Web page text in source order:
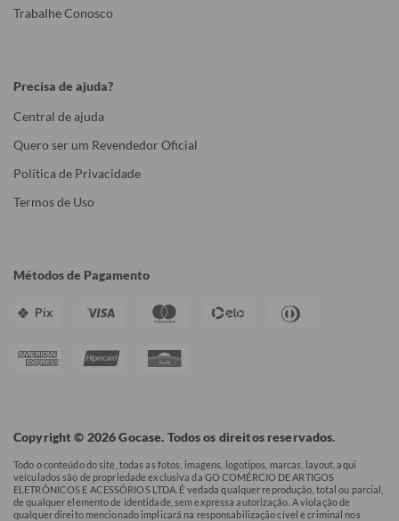
Trabalhe Conosco
Precisa de ajuda?
Central de ajuda
Quero ser um Revendedor Oficial
Política de Privacidade
Termos de Uso
Métodos de Pagamento
Pix
Copyright © 2026 Gocase. Todos os direitos reservados.
Todo o conteúdo do site, todas as fotos, imagens, logotipos, marcas, layout, aqui
veículados são de propriedade exclusiva da GO COMÉRCIO DE ARTIGOS
ELETRÔNICOS E ACESSÓRIOS LTDA. É vedada qualquer reprodução, total ou parcial,
de qualquer elemento de identidade, sem expressa autorização. A violação de
qualquer direito mencionado implicará na responsabilização cível e criminal nos